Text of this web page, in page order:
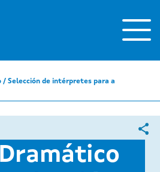
Selección de intérpretes para a